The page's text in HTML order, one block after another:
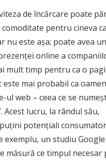
de încărcare poate
pentru cineva
nu este așa; poate avea
online a
mult timp pentru ca o
este mai probabil ca
ul web – ceea ce se
Acest lucru, la rândul său,
potențiali
exemplu, un studiu Google
măsură ce timpul necesar